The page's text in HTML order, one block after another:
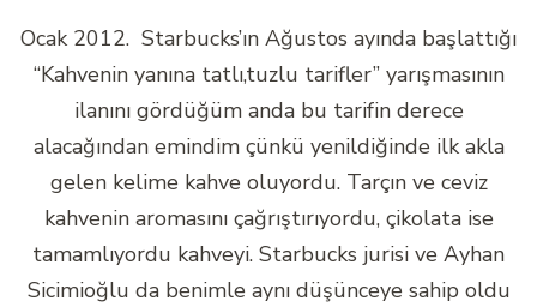
Ocak 2012. Starbucks’ın Ağustos ayında başlattığı
“Kahvenin yanına tatlı,tuzlu tarifler” yarışmasının
ilanını gördüğüm anda bu tarifin derece
alacağından emindim çünkü yenildiğinde ilk akla
gelen kelime kahve oluyordu. Tarçın ve ceviz
kahvenin aromasını çağrıştırıyordu, çikolata ise
tamamlıyordu kahveyi. Starbucks jurisi ve Ayhan
Sicimioğlu da benimle aynı düşünceye sahip oldu